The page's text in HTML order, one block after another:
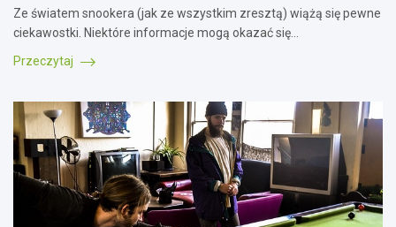
Ze światem snookera (jak ze wszystkim zresztą) wiążą się pewne
ciekawostki. Niektóre informacje mogą okazać się…
Przeczytaj